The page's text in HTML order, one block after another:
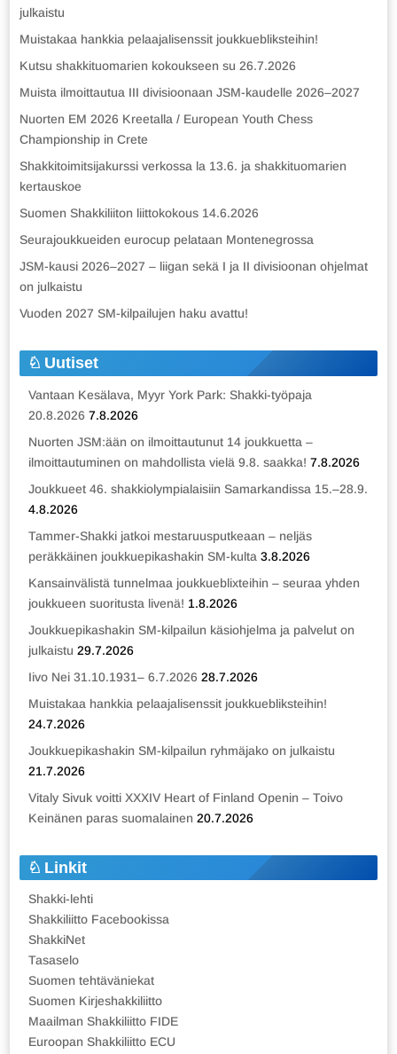
julkaistu
Muistakaa hankkia pelaajalisenssit joukkuebliksteihin!
Kutsu shakkituomarien kokoukseen su 26.7.2026
Muista ilmoittautua III divisioonaan JSM-kaudelle 2026–2027
Nuorten EM 2026 Kreetalla / European Youth Chess
Championship in Crete
Shakkitoimitsijakurssi verkossa la 13.6. ja shakkituomarien
kertauskoe
Suomen Shakkiliiton liittokokous 14.6.2026
Seurajoukkueiden eurocup pelataan Montenegrossa
JSM-kausi 2026–2027 – liigan sekä I ja II divisioonan ohjelmat
on julkaistu
Vuoden 2027 SM-kilpailujen haku avattu!
Uutiset
Vantaan Kesälava, Myyr York Park: Shakki-työpaja
20.8.2026 7.8.2026
Nuorten JSM:ään on ilmoittautunut 14 joukkuetta –
ilmoittautuminen on mahdollista vielä 9.8. saakka! 7.8.2026
Joukkueet 46. shakkiolympialaisiin Samarkandissa 15.–28.9.
4.8.2026
Tammer-Shakki jatkoi mestaruusputkeaan – neljäs
peräkkäinen joukkuepikashakin SM-kulta 3.8.2026
Kansainvälistä tunnelmaa joukkueblixteihin – seuraa yhden
joukkueen suoritusta livenä! 1.8.2026
Joukkuepikashakin SM-kilpailun käsiohjelma ja palvelut on
julkaistu 29.7.2026
Iivo Nei 31.10.1931– 6.7.2026 28.7.2026
Muistakaa hankkia pelaajalisenssit joukkuebliksteihin!
24.7.2026
Joukkuepikashakin SM-kilpailun ryhmäjako on julkaistu
21.7.2026
Vitaly Sivuk voitti XXXIV Heart of Finland Openin – Toivo
Keinänen paras suomalainen 20.7.2026
Linkit
Shakki-lehti
Shakkiliitto Facebookissa
ShakkiNet
Tasaselo
Suomen tehtäväniekat
Suomen Kirjeshakkiliitto
Maailman Shakkiliitto FIDE
Euroopan Shakkiliitto ECU